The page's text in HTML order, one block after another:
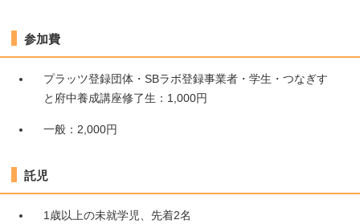
参加費
プラッツ登録団体・SBラボ登録事業者・学生・つなぎす
と府中養成講座修了生：1,000円
一般：2,000円
託児
1歳以上の未就学児、先着2名